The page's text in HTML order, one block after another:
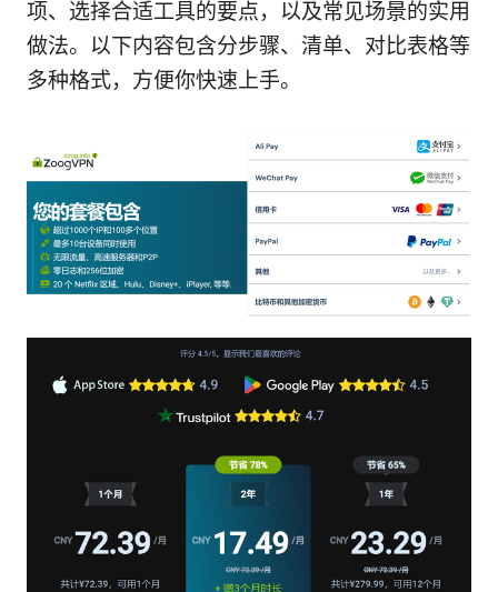
项、选择合适工具的要点，以及常见场景的实用
做法。以下内容包含分步骤、清单、对比表格等
多种格式，方便你快速上手。